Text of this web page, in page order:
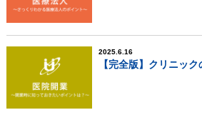
2025.6.16
【完全版】クリニッ